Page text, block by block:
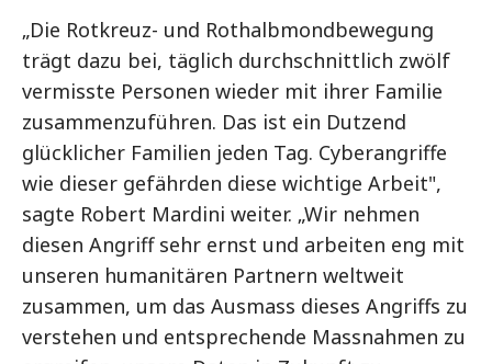
„Die Rotkreuz- und Rothalbmondbewegung
trägt dazu bei, täglich durchschnittlich zwölf
vermisste Personen wieder mit ihrer Familie
zusammenzuführen. Das ist ein Dutzend
glücklicher Familien jeden Tag. Cyberangriffe
wie dieser gefährden diese wichtige Arbeit",
sagte Robert Mardini weiter. „Wir nehmen
diesen Angriff sehr ernst und arbeiten eng mit
unseren humanitären Partnern weltweit
zusammen, um das Ausmass dieses Angriffs zu
verstehen und entsprechende Massnahmen zu